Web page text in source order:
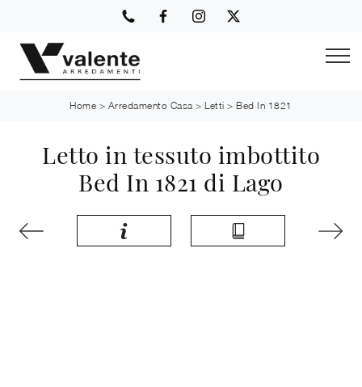
Home > Arredamento Casa >Letti >Bed In 1821
Letto in tessuto imbottito
Bed In 1821 di Lago